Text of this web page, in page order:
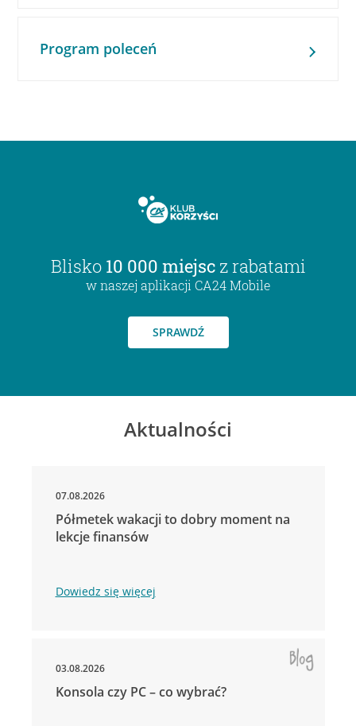
Program poleceń
Blisko 10 000 miejsc z rabatami
w naszej aplikacji CA24 Mobile
SPRAWDŹ
Aktualności
07.08.2026
Półmetek wakacji to dobry moment na
lekcje finansów
Dowiedz się więcej
03.08.2026
Konsola czy PC – co wybrać?